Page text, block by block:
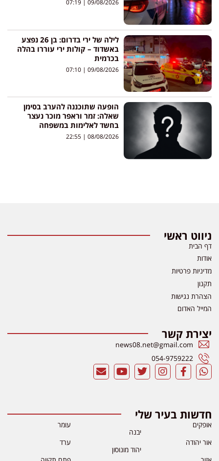
09/08/2026
לילה של ירי בדרום: בן 26 נפצע
באשדוד – קולות ירי עוררו בהלה
בכרמית
09/08/2026
הופעה שתוכננה להערב בסימן
שאלה: זמר וראפר מוכר נעצר
בחשד לאלימות במשפחה
08/08/2026
ניווט ראשי
דף הבית
אודות
מדיניות פרטיות
תקנון
הצהרת נגישות
המייל האדום
יצירת קשר
news08.net@gmail.com
054-9759222
חדשות בעיר שלי
אופקים
אור יהודה
יבנה
יהוד מונוסון
עומר
ערד